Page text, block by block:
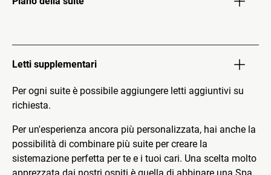
Letti supplementari
Per ogni suite è possibile aggiungere letti aggiuntivi su
richiesta.
Per un'esperienza ancora più personalizzata, hai anche la
possibilità di combinare più suite per creare la
sistemazione perfetta per te e i tuoi cari. Una scelta molto